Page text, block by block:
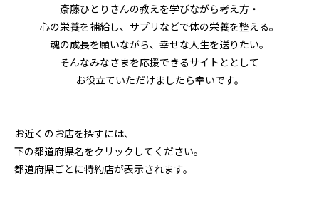
斎藤ひとりさんの教えを学びながら考え方・
心の栄養を補給し、 サプリなどで体の栄養を整える。
魂の成長を願いながら、 幸せな人生を送りたい。
そんなみなさまを応援できるサイトととして
お役立ていただけましたら幸いです。
お近くのお店を探すには、
下の都道府県名をクリックしてください。
都道府県ごとに特約店が表示されます。